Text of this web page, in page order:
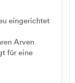
eingerichtet
Arven
für eine